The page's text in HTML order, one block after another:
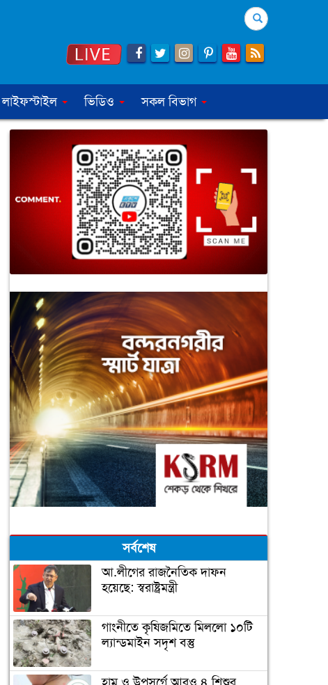
Search
লাইফস্টাইল ভিডিও সকল বিভাগ
সর্বশেষ
আ.লীগের রাজনৈতিক দাফন
হয়েছে: স্বরাষ্ট্রমন্ত্রী
গাংনীতে কৃষিজমিতে মিললো ১০টি
ল্যান্ডমাইন সদৃশ বস্তু